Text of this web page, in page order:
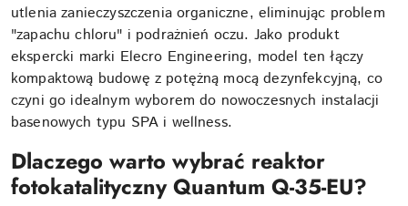
utlenia zanieczyszczenia organiczne, eliminując problem
"zapachu chloru" i podrażnień oczu. Jako produkt
ekspercki marki Elecro Engineering, model ten łączy
kompaktową budowę z potężną mocą dezynfekcyjną, co
czyni go idealnym wyborem do nowoczesnych instalacji
basenowych typu SPA i wellness.
Dlaczego warto wybrać reaktor
fotokatalityczny Quantum Q-35-EU?